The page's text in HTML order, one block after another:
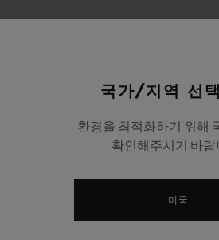
국가/지역 선택
환경을 최적화하기 위해
확인해주시기 바랍
미국